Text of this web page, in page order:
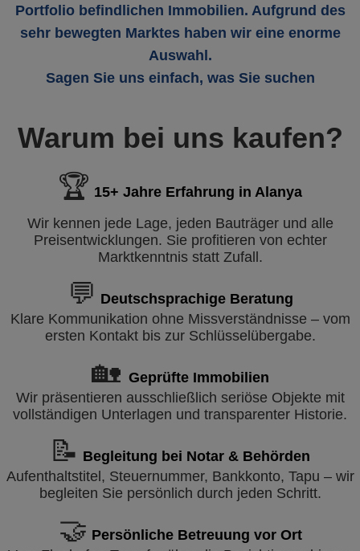
Portfolio befindlichen Immobilien. Aufgrund des
sehr bewegten Marktes haben wir eine enorme
Auswahl.
Sagen Sie uns einfach, was Sie suchen
Warum bei uns kaufen?
🏆 15+ Jahre Erfahrung in Alanya
Wir kennen jede Lage, jeden Bauträger und alle
Preisentwicklungen. Sie profitieren von echter
Marktkenntnis statt Zufall.
💬 Deutschsprachige Beratung
Klare Kommunikation ohne Missverständnisse – vom
ersten Kontakt bis zur Schlüsselübergabe.
🏡 Geprüfte Immobilien
Wir präsentieren ausschließlich seriöse Objekte mit
vollständigen Unterlagen und transparenter Historie.
📝 Begleitung bei Notar & Behörden
Aufenthaltstitel, Steuernummer, Bankkonto, Tapu – wir
begleiten Sie persönlich durch jeden Schritt.
🤝 Persönliche Betreuung vor Ort